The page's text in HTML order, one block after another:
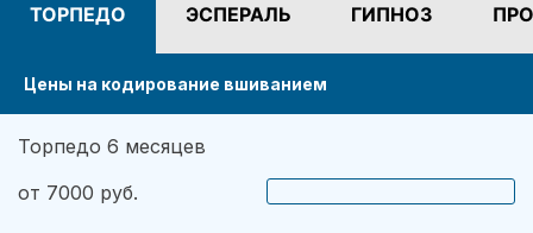
ТОРПЕДО ЭСПЕРАЛЬ ГИПНОЗ
Цены на кодирование вшиванием
Торпедо 6 месяцев
от 7000 руб.